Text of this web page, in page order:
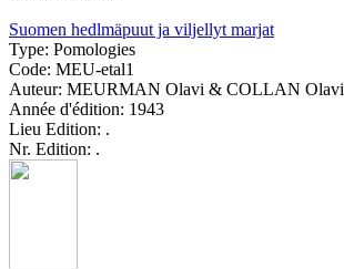
Suomen hedlmäpuut ja viljellyt marjat
Type: Pomologies
Code: MEU-etal1
Auteur: MEURMAN Olavi & COLLAN Olavi
Année d'édition: 1943
Lieu Edition: .
Nr. Edition: .